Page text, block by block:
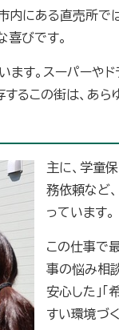
内にある直売所
喜びです。
す。スーパーや
るこの街は、あら
主に、学童
務依頼など
っています。
この仕事で
事の悩み相
安心した」
すい環境づ